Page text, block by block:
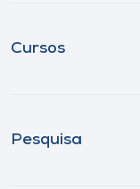
Cursos
Pesquisa